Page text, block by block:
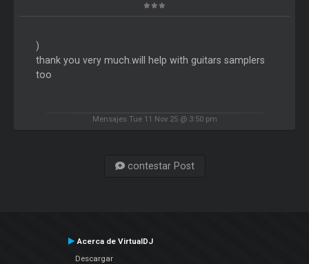
)
thank you very much.will help with guitars samplers
too
Mensajes Tue 11 Nov 25 @ 3:50 pm
contestar Post
Acerca de VirtualDJ
Descargar